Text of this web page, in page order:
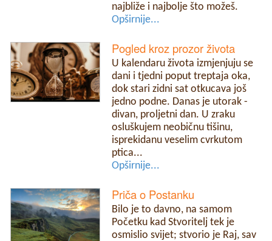
najbliže i najbolje što možeš.
Opširnije...
Pogled kroz prozor života
U kalendaru života izmjenjuju se
dani i tjedni poput treptaja oka,
dok stari zidni sat otkucava još
jedno podne. Danas je utorak -
divan, proljetni dan. U zraku
osluškujem neobičnu tišinu,
isprekidanu veselim cvrkutom
ptica...
Opširnije...
Priča o Postanku
Bilo je to davno, na samom
Početku kad Stvoritelj tek je
osmislio svijet; stvorio je Raj, sav